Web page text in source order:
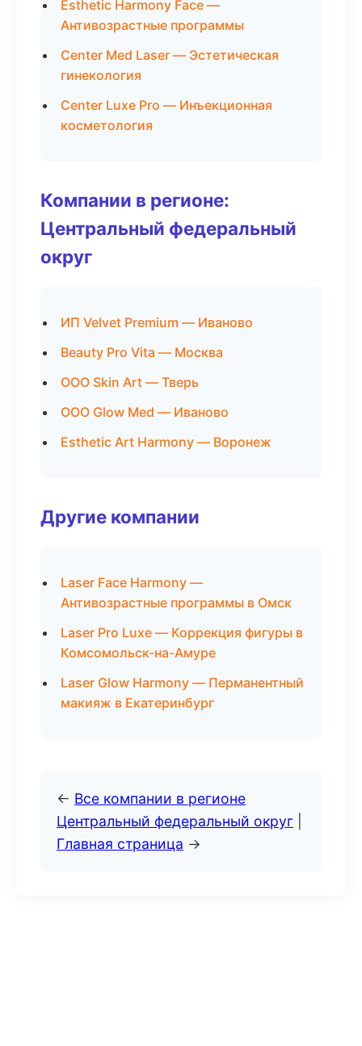
Esthetic Harmony Face —
Антивозрастные программы
Center Med Laser — Эстетическая
гинекология
Center Luxe Pro — Инъекционная
косметология
Компании в регионе:
Центральный федеральный
округ
ИП Velvet Premium — Иваново
Beauty Pro Vita — Москва
ООО Skin Art — Тверь
ООО Glow Med — Иваново
Esthetic Art Harmony — Воронеж
Другие компании
Laser Face Harmony —
Антивозрастные программы в Омск
Laser Pro Luxe — Коррекция фигуры в
Комсомольск-на-Амуре
Laser Glow Harmony — Перманентный
макияж в Екатеринбург
← Все компании в регионе
Центральный федеральный округ
Главная страница →